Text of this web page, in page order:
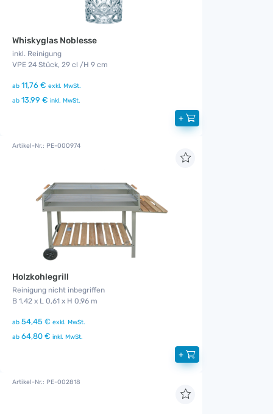
Whiskyglas Noblesse
inkl. Reinigung
VPE 24 Stück, 29 cl /H 9 cm
ab 11,76 € exkl. MwSt.
ab 13,99 € inkl. MwSt.
+
Artikel-Nr.: PE-000974
Holzkohlegrill
Reinigung nicht inbegriffen
B 1,42 x L 0,61 x H 0,96 m
ab 54,45 € exkl. MwSt.
ab 64,80 € inkl. MwSt.
+
Artikel-Nr.: PE-002818